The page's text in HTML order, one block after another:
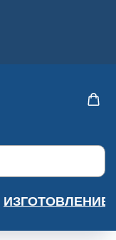
ИЗГОТОВЛЕНИЕ